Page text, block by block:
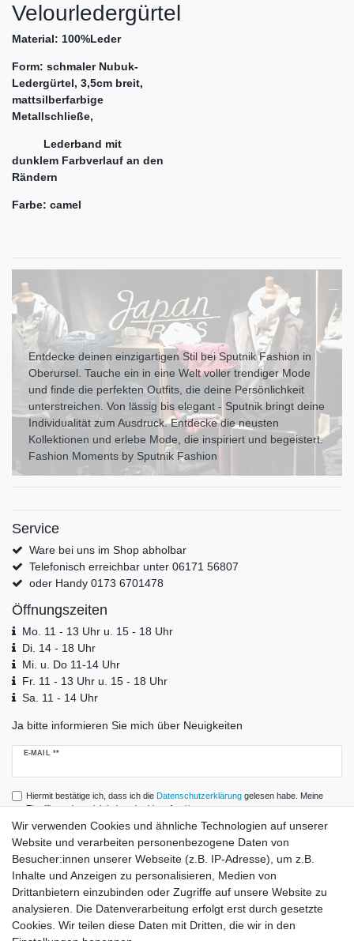
Velourledergürtel
Material: 100%Leder
Form: schmaler Nubuk-
Ledergürtel, 3,5cm breit,
mattsilberfarbige
Metallschließe,
Lederband mit
dunklem Farbverlauf an den
Rändern
Farbe: camel
Entdecke deinen einzigartigen Stil bei Sputnik Fashion in
Oberursel. Tauche ein in eine Welt voller trendiger Mode
und finde die perfekten Outfits, die deine Persönlichkeit
unterstreichen. Von lässig bis elegant - Sputnik bringt deine
Individualität zum Ausdr uck. Entdecke die neusten
Kollektionen und erlebe Mode, die inspiriert und begeistert.
Fashion Moments by Sputnik Fashion
Service
Ware bei uns im Shop abholbar
Telefonisch erreichbar unter 06171 56807
oder Handy 0173 6701478
Öffnungszeiten
Mo. 11 - 13 Uhr u. 15 - 18 Uhr
Di. 14 - 18 Uhr
Mi. u. Do 11-14 Uhr
Fr. 11 - 13 Uhr u. 15 - 18 Uhr
Sa. 11 - 14 Uhr
Ja bitte informieren Sie mich über Neuigkeiten
E-MAIL **
Newsletter
Hiermit bestätige ich, dass ich die Daten­schutz­erklärunggelesen habe. Meine
Einwilligung kann ich jederzeit widerrufen.**
Abonnieren
** Hierbei handelt es sich um ein Pflichtfeld.
Zahlung und Versand
Wir verwenden Cookies und ähnliche Technologien auf unserer
Website und verarbeiten personenbezogene Daten von
Besucher:innen unserer Webseite (z.B. IP-Adresse), um z.B.
Inhalte und Anzeigen zu personalisieren, Medien von
Drittanbietern einzubinden oder Zugriffe auf unsere Website zu
analysieren. Die Datenverarbeitung erfolgt erst durch gesetzte
Cookies. Wir teilen diese Daten mit Dritten, die wir in den